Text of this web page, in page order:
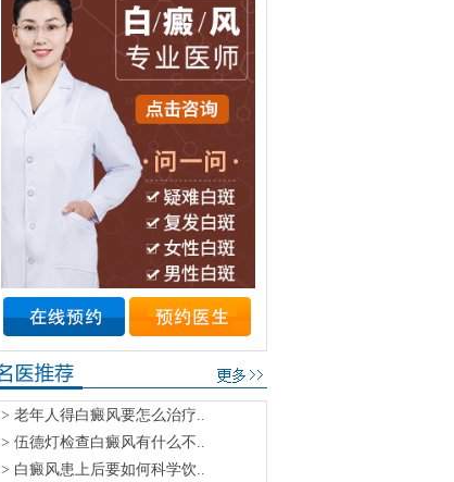
> 老年人得白癜风要怎么治疗..
> 伍德灯检查白癜风有什么不..
> 白癜风患上后要如何科学饮..